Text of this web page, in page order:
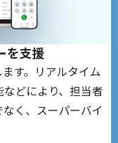
を支援
す。リアルタイム
どにより、担当者
く、スーパーバイ